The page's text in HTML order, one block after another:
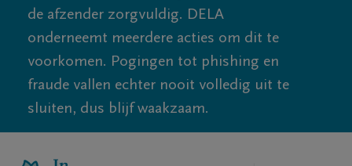
de afzender zorgvuldig. DELA
onderneemt meerdere acties om dit te
voorkomen. Pogingen tot phishing en
fraude vallen echter nooit volledig uit te
sluiten, dus blijf waakzaam.